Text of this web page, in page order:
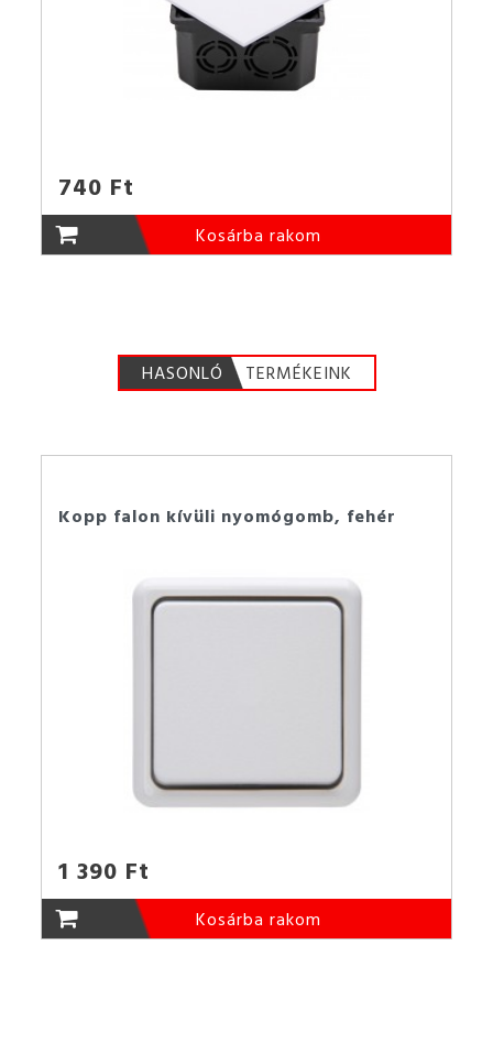
740 Ft
Kosárba rakom
HASONLÓ TERMÉKEINK
Kopp falon kívüli nyomógomb, fehér
1 390 Ft
Kosárba rakom